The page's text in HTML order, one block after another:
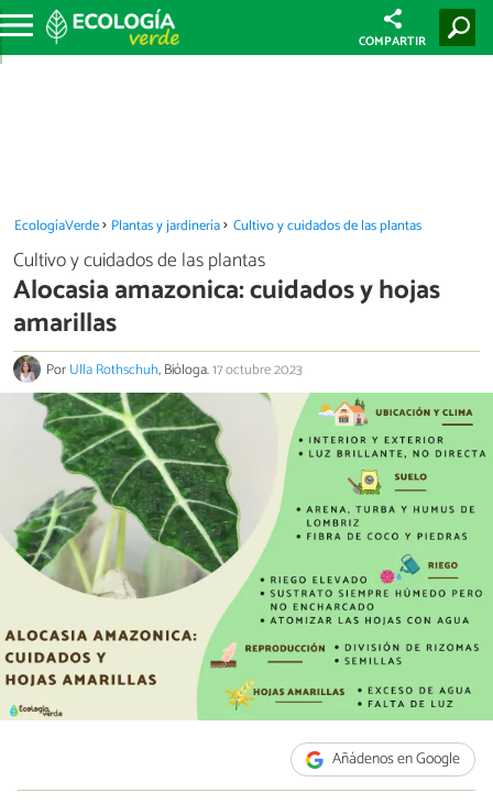
COMPARTIR
EcologíaVerde Plantas y jardinería Cultivo y cuidados de las plantas
Cultivo y cuidados de las plantas
Alocasia amazonica: cuidados y hojas
amarillas
PorUlla Rothschuh, Bióloga.17 octubre 2023
Añádenos en Google